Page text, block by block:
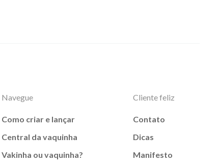
Navegue
Como criar e lançar
Central da vaquinha
Vakinha ou vaquinha?
Cliente feliz
Contato
Dicas
Manifesto